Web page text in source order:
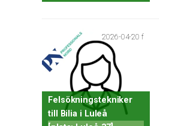
2026-04-20 f
Felsökningstekniker
till Bilia i Luleå